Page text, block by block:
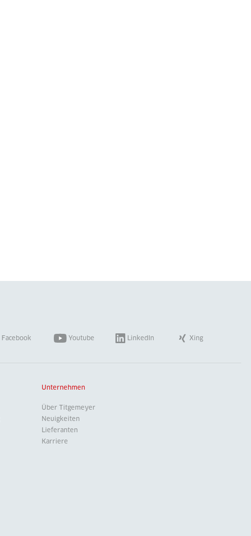
Facebook Youtube LinkedIn Xing
Unternehmen
Über Titgemeyer
Neuigkeiten
Lieferanten
Karriere